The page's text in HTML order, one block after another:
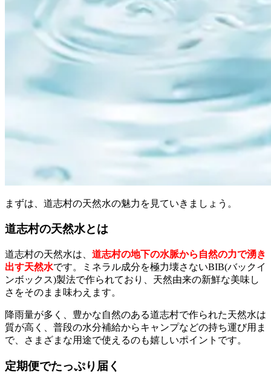
まずは、道志村の天然水の魅力を見ていきましょう。
道志村の天然水とは
道志村の天然水は、 道志村の地下の水脈から自然の力で湧き
出す天然水です。ミネラル成分を極力壊さないBIB(バックイ
ンボックス)製法で作られており、天然由来の新鮮な美味し
さをそのまま味わえます。
降雨量が多く、豊かな自然のある道志村で作られた天然水は
質が高く、普段の水分補給からキャンプなどの持ち運び用ま
で、さまざまな用途で使えるのも嬉しいポイントです。
定期便でたっぷり届く